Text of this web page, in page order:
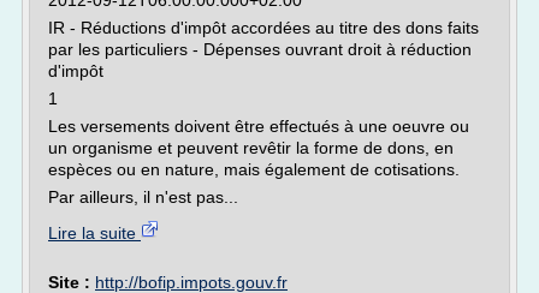
IR - Réductions d'impôt accordées au titre des dons faits
par les particuliers - Dépenses ouvrant droit à réduction
d'impôt
1
Les versements doivent être effectués à une oeuvre ou
un organisme et peuvent revêtir la forme de dons, en
espèces ou en nature, mais également de cotisations.
Par ailleurs, il n'est pas...
Lire la suite
Site : http://bofip.impots.gouv.fr